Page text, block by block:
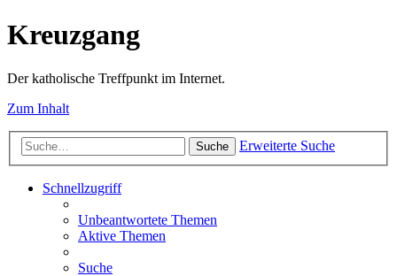
Kreuzgang
Der katholische Treffpunkt im Internet.
Zum Inhalt
Suche Erweiterte Suche
Schnellzugriff
Unbeantwortete Themen
Aktive Themen
Suche